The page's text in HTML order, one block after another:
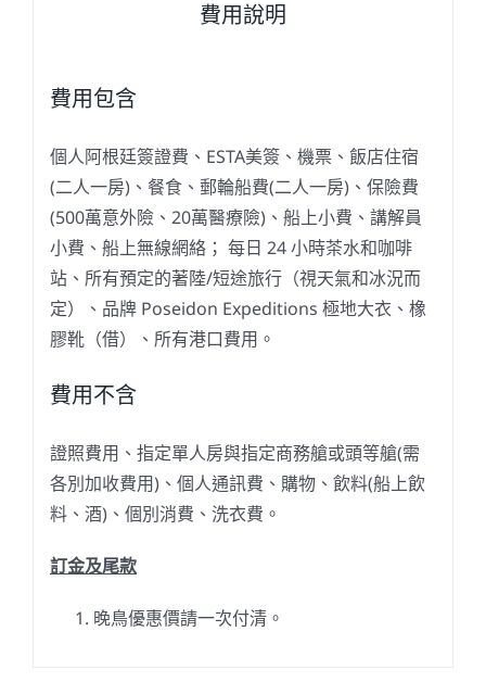
費用說明
費用包含
個人阿根廷簽證費、ESTA美簽、機票、飯店住宿
(二人一房)、餐食、郵輪船費(二人一房)、保險費
(500萬意外險、20萬醫療險)、船上小費、講解員
小費、船上無線網絡； 每日 24 小時茶水和咖啡
站、所有預定的著陸/短途旅行（視天氣和冰況而
定）、品牌 Poseidon Expeditions 極地大衣、橡
膠靴（借）、所有港口費用。
費用不含
證照費用、指定單人房與指定商務艙或頭等艙(需
各別加收費用)、個人通訊費、購物、飲料(船上飲
料、酒)、個別消費、洗衣費。
訂金及尾款
晚鳥優惠價請一次付清。